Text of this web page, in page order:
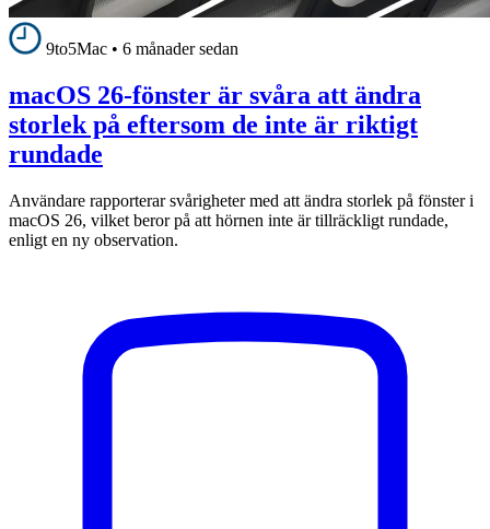
9to5Mac • 6 månader sedan
macOS 26-fönster är svåra att ändra
storlek på eftersom de inte är riktigt
rundade
Användare rapporterar svårigheter med att ändra storlek på fönster i
macOS 26, vilket beror på att hörnen inte är tillräckligt rundade,
enligt en ny observation.